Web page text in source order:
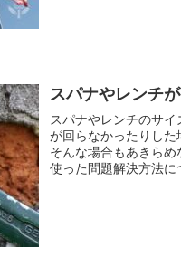
スパナやレンチ
スパナやレンチのサ
が回らなかったりした
そんな場合もあきら
使った問題解決方法に